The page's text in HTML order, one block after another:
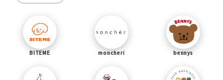
BITEME moncheri bennys